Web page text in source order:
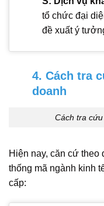
tổ chức đại
đề xuất ý
4. Cách tra
doanh
Cách tra
Hiện nay, căn cứ theo
thống mã ngành kinh
cấp: